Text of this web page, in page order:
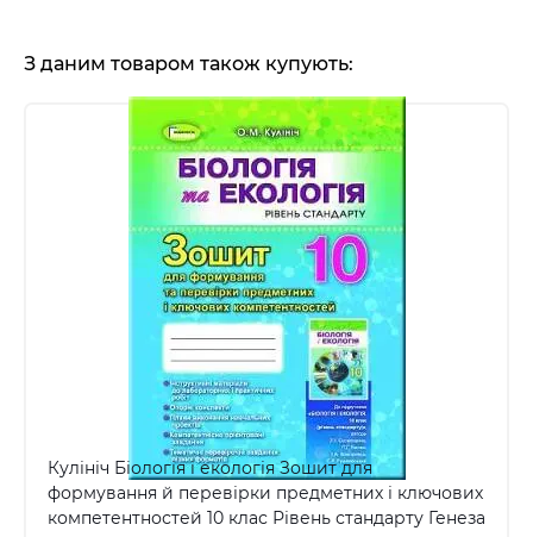
З даним товаром також купують:
Кулініч Біологія і екологія Зошит для
формування й перевірки предметних і ключових
компетентностей 10 клас Рівень стандарту Генеза